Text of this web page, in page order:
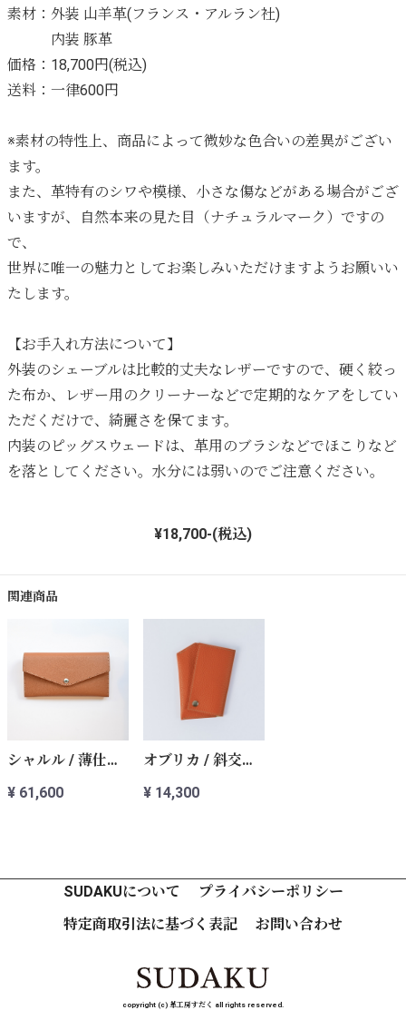
素材：外装 山羊革(フランス・アルラン社)
内装 豚革
価格：18,700円(税込)
送料：一律600円
※素材の特性上、商品によって微妙な色合いの差異がござい
ます。
また、革特有のシワや模様、小さな傷などがある場合がござ
いますが、自然本来の見た目（ナチュラルマーク）ですの
で、
世界に唯一の魅力としてお楽しみいただけますようお願いい
たします。
【お手入れ方法について】
外装のシェーブルは比較的丈夫なレザーですので、硬く絞っ
た布か、レザー用のクリーナーなどで定期的なケアをしてい
ただくだけで、綺麗さを保てます。
内装のピッグスウェードは、革用のブラシなどでほこりなど
を落としてください。水分には弱いのでご注意ください。
¥18,700-(税込)
関連商品
シャルル / 薄仕立て長財布
¥ 61,600
オブリカ / 斜交段カードケース
¥ 14,300
SUDAKUについて
プライバシーポリシー
特定商取引法に基づく表記
お問い合わせ
copyright (c) 革工房すだく all rights reserved.